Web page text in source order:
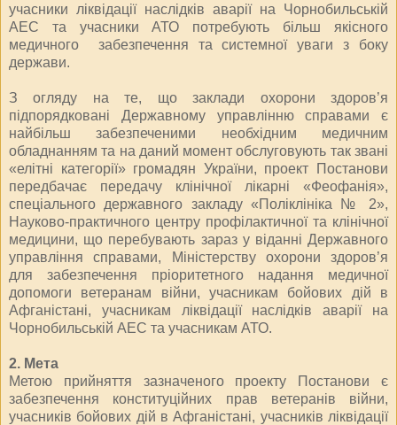
учасники ліквідації наслідків аварії на Чорнобильській
АЕС та учасники АТО потребують більш якісного
медичного забезпечення та системної уваги з боку
держави.
З огляду на те, що заклади охорони здоров’я
підпорядковані Державному управлінню справами є
найбільш забезпеченими необхідним медичним
обладнанням та на даний момент обслуговують так звані
«елітні категорії» громадян України, проект Постанови
передбачає передачу клінічної лікарні «Феофанія»,
спеціального державного закладу «Поліклініка № 2»,
Науково-практичного центру профілактичної та клінічної
медицини, що перебувають зараз у віданні Державного
управління справами, Міністерству охорони здоров’я
для забезпечення пріоритетного надання медичної
допомоги ветеранам війни, учасникам бойових дій в
Афганістані, учасникам ліквідації наслідків аварії на
Чорнобильській АЕС та учасникам АТО.
2. Мета
Метою прийняття зазначеного проекту Постанови є
забезпечення конституційних прав ветеранів війни,
учасників бойових дій в Афганістані, учасників ліквідації